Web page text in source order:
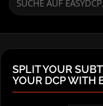
SPLIT YOUR
YOUR DCP WITH